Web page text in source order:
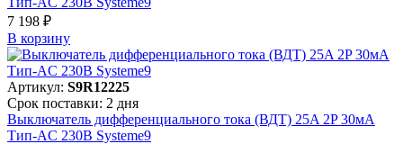
7 198 ₽
В корзинy
Артикул: S9R12225
Срок поставки: 2 дня
Выключатель дифференциального тока (ВДТ) 25A 2P 30мА
Тип-AC 230В Systeme9